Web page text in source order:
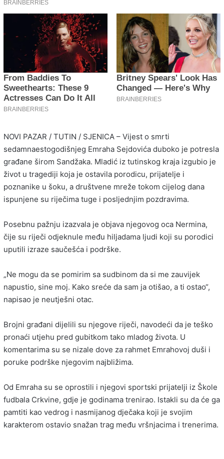
NOVI PAZAR / TUTIN / SJENICA – Vijest o smrti
sedamnaestogodišnjeg Emraha Sejdovića duboko je potresla
građane širom Sandžaka. Mladić iz tutinskog kraja izgubio je
život u tragediji koja je ostavila porodicu, prijatelje i
poznanike u šoku, a društvene mreže tokom cijelog dana
ispunjene su riječima tuge i posljednjim pozdravima.
Posebnu pažnju izazvala je objava njegovog oca Nermina,
čije su riječi odjeknule među hiljadama ljudi koji su porodici
uputili izraze saučešća i podrške.
„Ne mogu da se pomirim sa sudbinom da si me zauvijek
napustio, sine moj. Kako sreće da sam ja otišao, a ti ostao“,
napisao je neutješni otac.
Brojni građani dijelili su njegove riječi, navodeći da je teško
pronaći utjehu pred gubitkom tako mladog života. U
komentarima su se nizale dove za rahmet Emrahovoj duši i
poruke podrške njegovim najbližima.
Od Emraha su se oprostili i njegovi sportski prijatelji iz Škole
fudbala Crkvine, gdje je godinama trenirao. Istakli su da će ga
pamtiti kao vedrog i nasmijanog dječaka koji je svojim
karakterom ostavio snažan trag među vršnjacima i trenerima.